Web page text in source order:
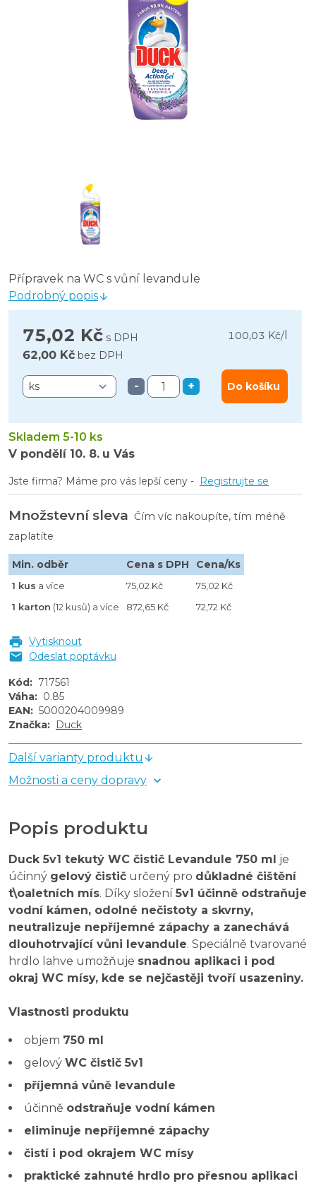
Přípravek na WC s vůní levandule
Podrobný popis
75,02 Kč s DPH 100,03 Kč/
62,00 Kč bez DPH
- + Do košíku
Skladem 5-10 ks
V pondělí 10. 8. u Vás
Jste firma? Máme pro vás lepší ceny - Registrujte se
Množstevní sleva Čím víc nakoupíte, tím méně
zaplatíte
Min. odběr Cena s DPH Cena/Ks
1 kus a více 75,02 Kč
75,02 Kč
1 karton (12 kusů) a více 872,65 Kč 72,72 Kč
Vytisknout
Odeslat poptávku
Kód: 717561
Váha: 0.85
EAN: 5000204009989
Značka: Duck
Další varianty produktu
Možnosti a ceny dopravy
Popis produktu
Duck 5v1 tekutý WC čistič Levandule 750 ml je
účinný gelový čistič určený pro důkladné čištění
t\oaletních mís. Díky složení 5v1 účinně odstraňuje
vodní kámen, odolné nečistoty a skvrny,
neutralizuje nepříjemné zápachy a zanechává
dlouhotrvající vůni levandule. Speciálně tvarované
hrdlo lahve umožňuje snadnou aplikaci i pod
okraj WC mísy, kde se nejčastěji tvoří usazeniny.
Vlastnosti produktu
objem 750 ml
gelový WC čistič 5v1
příjemná vůně levandule
účinně odstraňuje vodní kámen
eliminuje nepříjemné zápachy
čistí i pod okrajem WC mísy
praktické zahnuté hrdlo pro přesnou aplikaci